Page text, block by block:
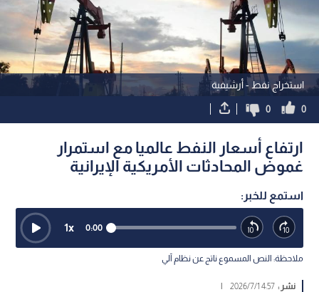
استخراج نفط - أرشيفية
0
0
ارتفاع أسعار النفط عالميا مع استمرار
غموض المحادثات الأمريكية الإيرانية
استمع للخبر:
0:00
1x
ملاحظة: النص المسموع ناتج عن نظام آلي
نشر :4:57 2026/7/1
|